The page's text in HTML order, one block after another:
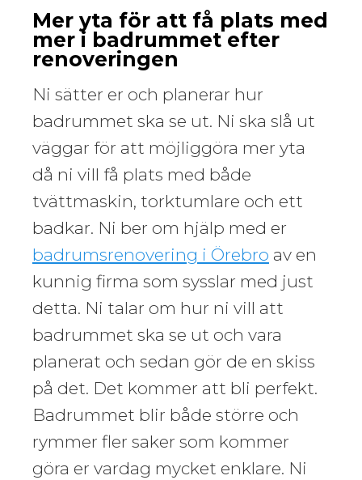
Mer yta för att få plats med
mer i badrummet efter
renoveringen
Ni sätter er och planerar hur
badrummet ska se ut. Ni ska slå ut
väggar för att möjliggöra mer yta
då ni vill få plats med både
tvättmaskin, torktumlare och ett
badkar. Ni ber om hjälp med er
badrumsrenovering i Örebro av en
kunnig firma som sysslar med just
detta. Ni talar om hur ni vill att
badrummet ska se ut och vara
planerat och sedan gör de en skiss
på det. Det kommer att bli perfekt.
Badrummet blir både större och
rymmer fler saker som kommer
göra er vardag mycket enklare. Ni